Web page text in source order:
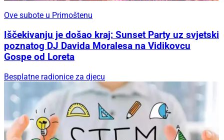
Ove subote u Primoštenu
Iščekivanju je došao kraj: Sunset Party uz svjetski
poznatog DJ Davida Moralesa na Vidikovcu
Gospe od Loreta
Besplatne radionice za djecu